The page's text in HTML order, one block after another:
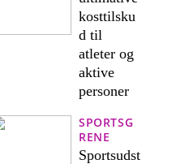
kosttilsku
d til
atleter og
aktive
personer
SPORTSG
RENE
Sportsudst